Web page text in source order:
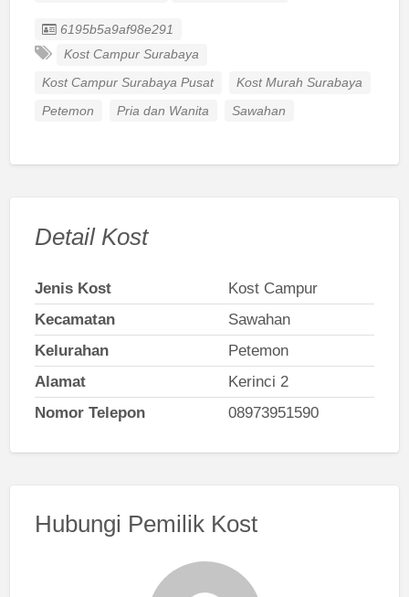
Listing ID
6195b5a9af98e291
Kost Campur Surabaya
Kost Campur Surabaya Pusat Kost Murah Surabaya
Petemon Pria dan Wanita Sawahan
Detail Kost
Jenis Kost
Kost Campur
Kecamatan
Sawahan
Kelurahan
Petemon
Alamat
Kerinci 2
Nomor Telepon
08973951590
Hubungi Pemilik Kost